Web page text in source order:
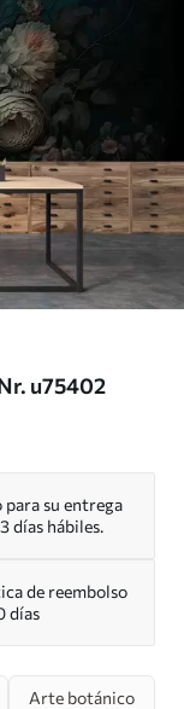
u75402
para su entrega
días hábiles.
de reembolso
días
Arte botánico